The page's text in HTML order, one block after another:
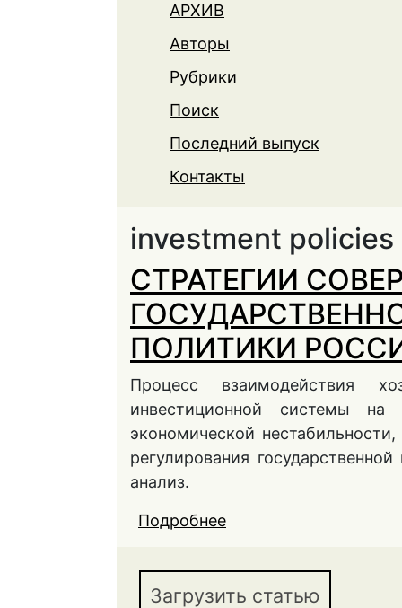
АРХИВ
Авторы
Рубрики
Поиск
Последний выпуск
Контакты
investment policies
СТРАТЕГИИ
ПОЛИТИКИ
Процесс взаимодействия
инвестиционной системы
экономической
регулирования
анализ.
Подробнее
Загрузить статью